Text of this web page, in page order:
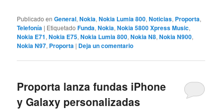
Publicado en General,Nokia,Nokia Lumia 800,Noticias, Proporta,
Telefonía | Etiquetado Funda,Nokia,Nokia 5800 Xpress Music,
Nokia E71,Nokia E75,Nokia Lumia 800,Nokia N8,Nokia N900,
Nokia N97, Proporta | Deja un comentario
Proporta lanza fundas iPhone
y Galaxy personalizadas